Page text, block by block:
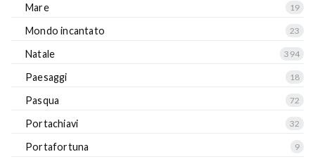
Mare 19
Mondo incantato 23
Natale 394
Paesaggi 18
Pasqua 72
Portachiavi 32
Portafortuna 9